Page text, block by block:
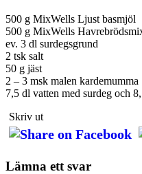
500 g MixWells Ljust basmjöl
500 g MixWells
ev. 3 dl surdegsgrund
2 tsk salt
50 g jäst
2 – 3 msk malen kardemumma
7,5 dl vatten med surdeg och
Skriv ut
Lämna ett svar